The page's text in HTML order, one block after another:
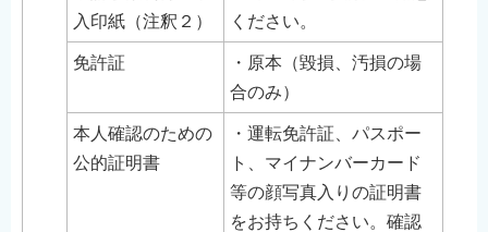
入印紙（注釈２）
ください。
免許証
・原本（毀損、汚損の場
合のみ）
本人確認のための
公的証明書
・運転免許証、パスポー
ト、マイナンバーカード
等の顔写真入りの証明書
をお持ちください。確認